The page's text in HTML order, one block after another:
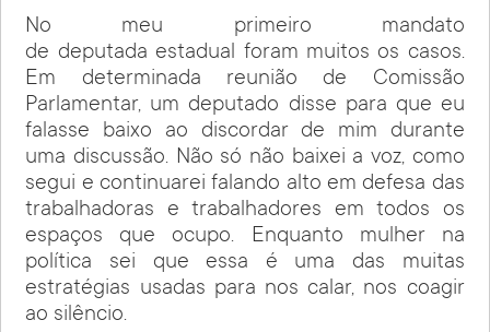
No meu primeiro mandato
de deputada estadual foram muitos os casos.
Em determinada reunião de Comissão
Parlamentar, um deputado disse para que eu
falasse baixo ao discordar de mim durante
uma discussão. Não só não baixei a voz, como
segui e continuarei falando alto em defesa das
trabalhadoras e trabalhadores em todos os
espaços que ocupo. Enquanto mulher na
política sei que essa é uma das muitas
estratégias usadas para nos calar, nos coagir
ao silêncio.